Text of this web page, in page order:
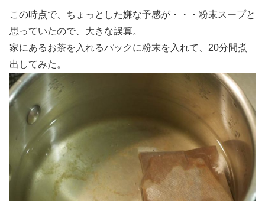
この時点で、ちょっとした嫌な予感が・・・粉末スープと
思っていたので、大きな誤算。
家にあるお茶を入れるパックに粉末を入れて、20分間煮
出してみた。